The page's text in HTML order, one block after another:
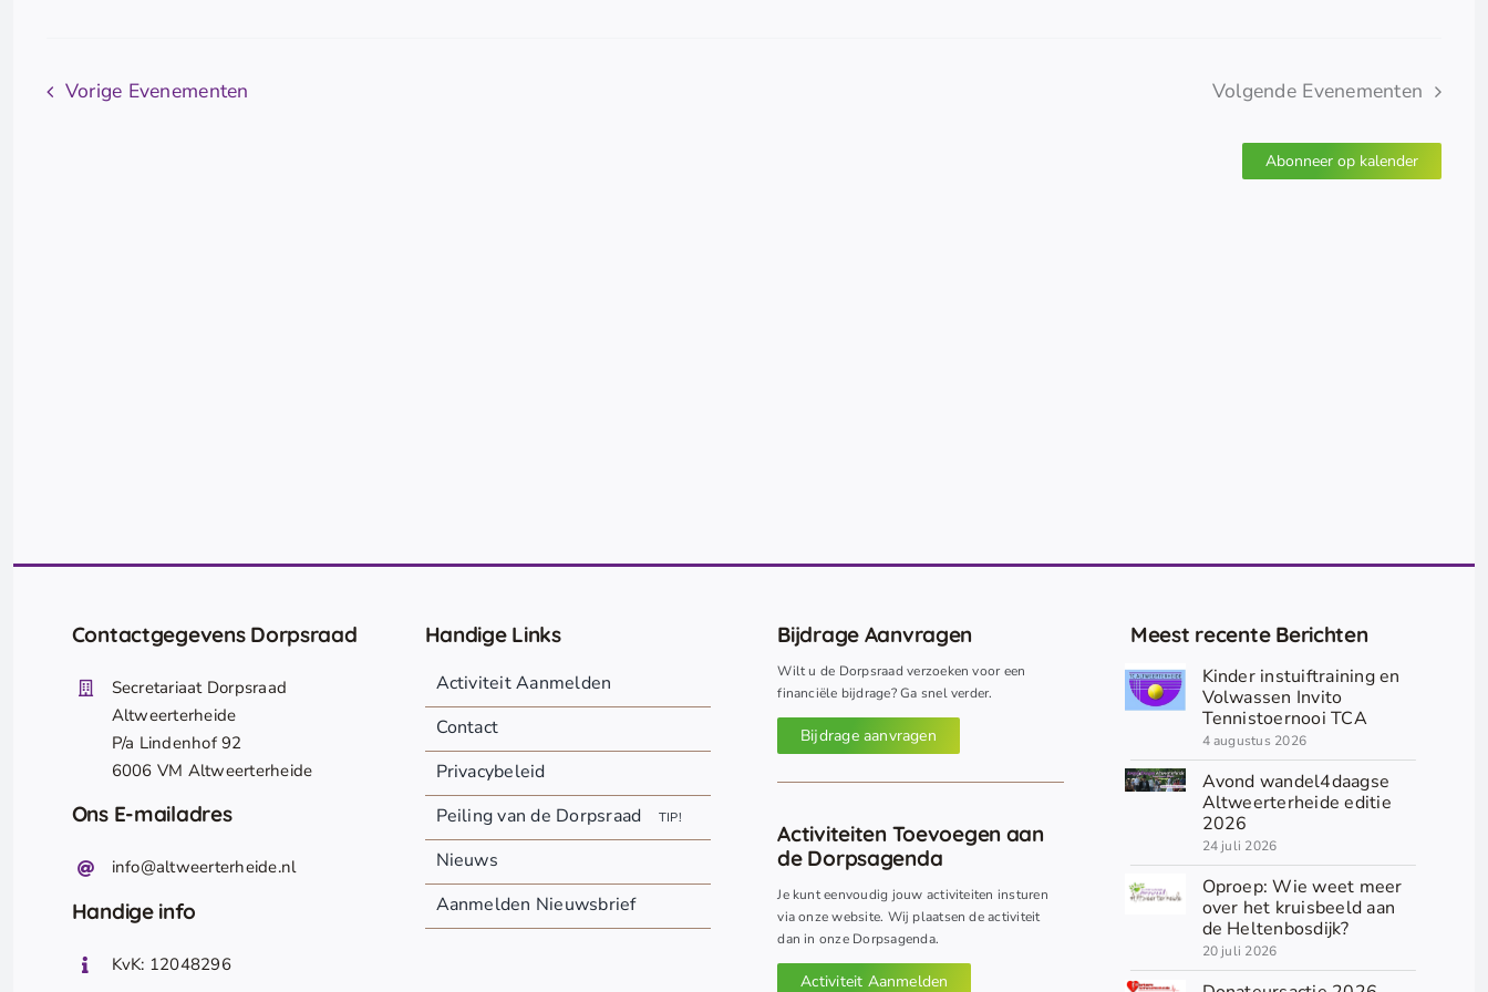
Vorige Evenementen Volgende Evenementen
Abonneer op kalender
Contactgegevens Dorpsraad
Secretariaat Dorpsraad
Altweerterheide
P/a Lindenhof 92
6006 VM Altweerterheide
Ons E-mailadres
info@altweerterheide.nl
Handige info
KvK: 12048296
Handige Links
Activiteit Aanmelden
Contact
Privacybeleid
Peiling van de Dorpsraad
TIP!
Nieuws
Aanmelden Nieuwsbrief
Bijdrage Aanvragen
Wilt u de Dorpsraad verzoeken voor een
financiële bijdrage? Ga snel verder.
Bijdrage aanvragen
Activiteiten Toevoegen aan
de Dorpsagenda
Je kunt eenvoudig jouw activiteiten insturen
via onze website. Wij plaatsen de activiteit
dan in onze Dorpsagenda.
Activiteit Aanmelden
Meest recente Berichten
Kinder instuiftraining en
Volwassen Invito
Tennistoernooi TCA
4 augustus 2026
Avond wandel4daagse
Altweerterheide editie
2026
24 juli 2026
Oproep: Wie weet meer
over het kruisbeeld aan
de Heltenbosdijk?
20 juli 2026